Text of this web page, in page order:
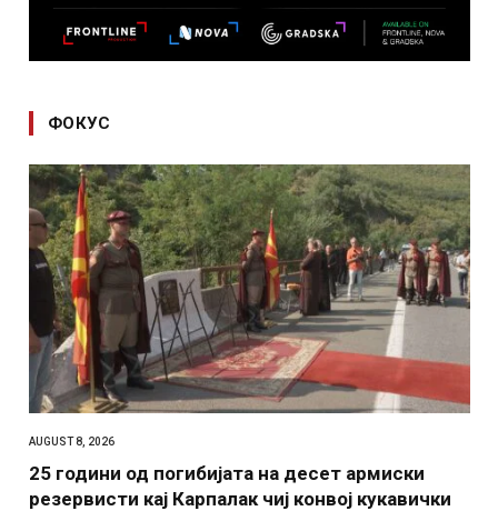
ФОКУС
AUGUST 8, 2026
25 години од погибијата на десет армиски
резервисти кај Карпалак чиј конвој кукавички